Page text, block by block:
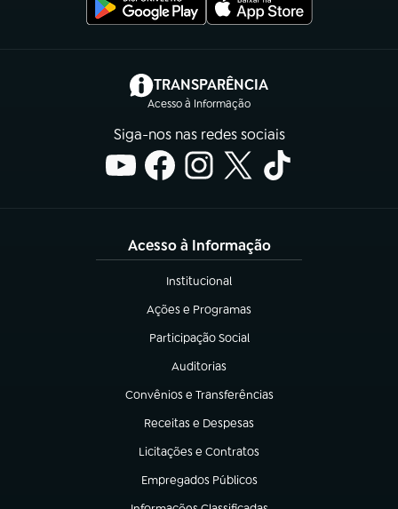
TRANSPARÊNCIA
Acesso à Informação
(abre em nova aba)
Siga-nos nas redes sociais
Acesso à Informação
Institucional
(abre em nova aba)
Ações e Programas
(abre em nova aba)
Participação Social
(abre em nova aba)
Auditorias
(abre em nova aba)
Convênios e Transferências
(abre em nova aba)
Receitas e Despesas
(abre em nova aba)
Licitações e Contratos
(abre em nova aba)
Empregados Públicos
(abre em nova aba)